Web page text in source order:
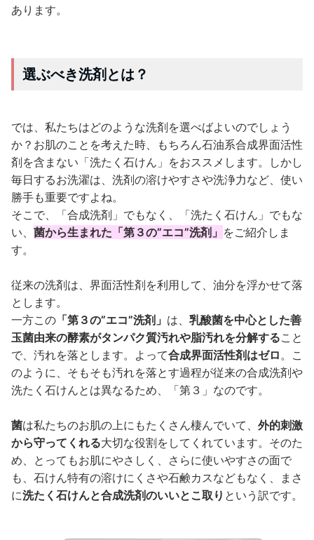
あります。
選ぶべき洗剤とは？
では、私たちはどのような洗剤を選べばよいのでしょう
か？お肌のことを考えた時、もちろん石油系合成界面活性
剤を含まない「洗たく石けん」をおススメします。しかし
毎日するお洗濯は、洗剤の溶けやすさや洗浄力など、使い
勝手も重要ですよね。
そこで、「合成洗剤」でもなく、「洗たく石けん」でもな
い、 菌から生まれた「第３の”エコ”洗剤」 をご紹介しま
す。
従来の洗剤は、界面活性剤を利用して、油分を浮かせて落
とします。
一方この 「第３の”エコ”洗剤」 は、 乳酸菌を中心とした善
玉菌由来の酵素がタンパク質汚れや脂汚れを分解すること
で、汚れを落とします。よって合成界面活性剤はゼロ 。こ
のように、そもそも汚れを落とす過程が従来の合成洗剤や
洗たく石けんとは異なるため、「第３」なのです。
菌は私たちのお肌の上にもたくさん棲んでいて、 外的刺激
から守ってくれる大切な役割をしてくれています。そのた
め、とってもお肌にやさしく、さらに使いやすさの面で
も、石けん特有の溶けにくさや石鹸カスなどもなく、まさ
に洗たく石けんと合成洗剤のいいとこ取り という訳です。